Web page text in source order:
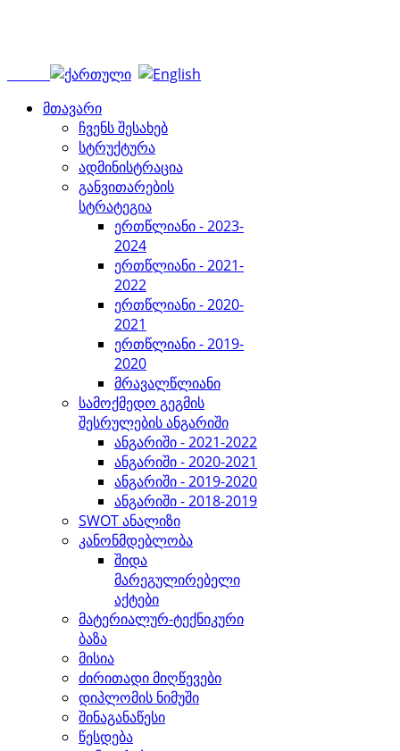
მთავარი
ჩვენს შესახებ
სტრუქტურა
ადმინისტრაცია
განვითარების
სტრატეგია
ერთწლიანი - 2023-
2024
ერთწლიანი - 2021-
2022
ერთწლიანი - 2020-
2021
ერთწლიანი - 2019-
2020
მრავალწლიანი
სამოქმედო გეგმის
შესრულების ანგარიში
ანგარიში - 2021-2022
ანგარიში - 2020-2021
ანგარიში - 2019-2020
ანგარიში - 2018-2019
SWOT ანალიზი
კანონმდებლობა
შიდა
მარეგულირებელი
აქტები
მატერიალურ-ტექნიკური
ბაზა
მისია
ძირითადი მიღწევები
დიპლომის ნიმუში
შინაგანაწესი
წესდება